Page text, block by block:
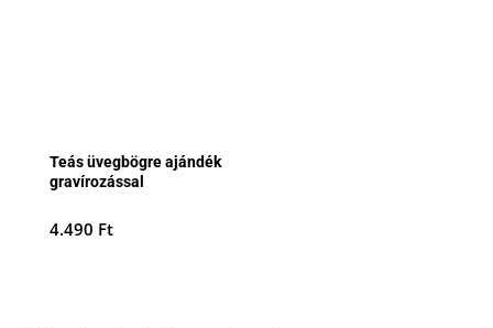
Teás üvegbögre ajándék
gravírozással
4.490 Ft